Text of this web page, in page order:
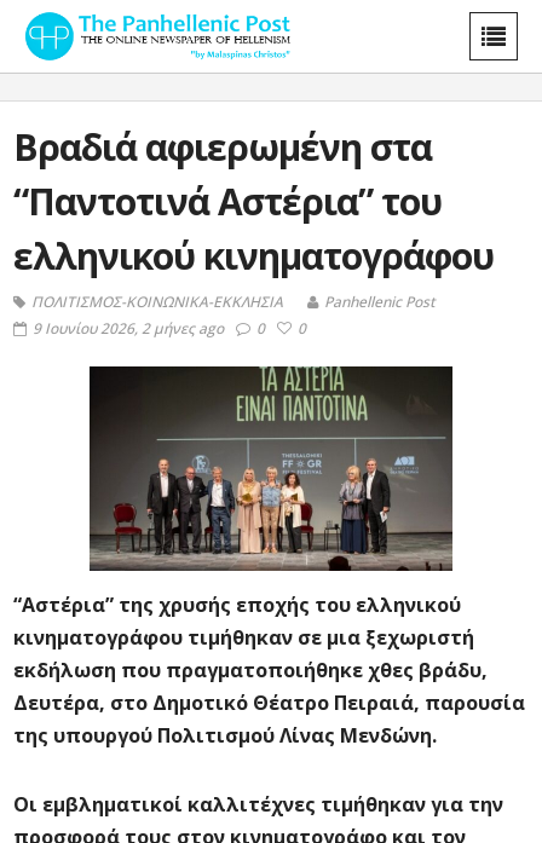
Βραδιά αφιερωμένη στα
“Παντοτινά Αστέρια” του
ελληνικού κινηματογράφου
ΠΟΛΙΤΙΣΜΟΣ-ΚΟΙΝΩΝΙΚΑ-ΕΚΚΛΗΣΙΑ
Panhellenic Post
9 Ιουνίου 2026, 2 μήνες ago
0 0
“Αστέρια” της χρυσής εποχής του ελληνικού
κινηματογράφου τιμήθηκαν σε μια ξεχωριστή
εκδήλωση που πραγματοποιήθηκε χθες βράδυ,
Δευτέρα, στο Δημοτικό Θέατρο Πειραιά, παρουσία
της υπουργού Πολιτισμού Λίνας Μενδώνη.
Οι εμβληματικοί καλλιτέχνες τιμήθηκαν για την
προσφορά τους στον κινηματογράφο και τον